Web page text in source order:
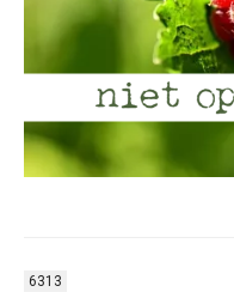
6313